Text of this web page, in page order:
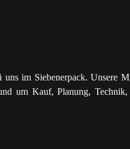
uns im Siebenerpack. Unsere
um Kauf, Planung,